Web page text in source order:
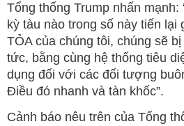
Tổng thống Trump nhấn mạnh:
kỳ tàu nào trong số này tiến lại
TỎA của chúng tôi, chúng sẽ
tức, bằng cùng hệ thống tiêu
dụng đối với các đối tượng
Điều đó nhanh và tàn khốc”.
Cảnh báo nêu trên của Tổng